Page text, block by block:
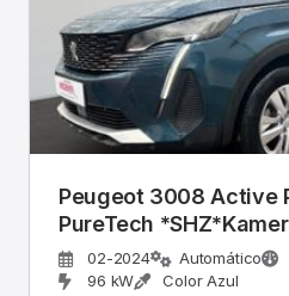
Peugeot 3008 Active
PureTech
02-2024 Automático
96 kW
Color Azul